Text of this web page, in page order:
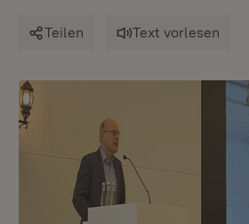
Teilen Text vorlesen